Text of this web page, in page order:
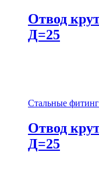
Отвод
Д=25
Стальные
Отвод
Д=25